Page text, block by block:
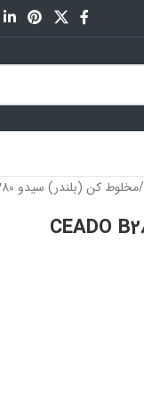
مخلوط کن (بلندر) سیدو CEADO B280